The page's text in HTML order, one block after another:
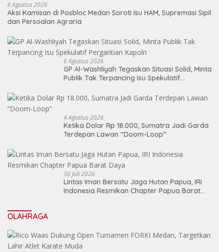
6 Agustus 2026
Aksi Kamisan di Posbloc Medan Soroti Isu HAM, Supremasi Sipil
dan Persoalan Agraria
6 Agustus 2026
GP Al-Washliyah Tegaskan Situasi Solid, Minta
Publik Tak Terpancing Isu Spekulatif
4 Agustus 2026
Ketika Dolar Rp 18.000, Sumatra Jadi Garda
Terdepan Lawan “Doom-Loop”
30 Juli 2026
Lintas Iman Bersatu Jaga Hutan Papua, IRI
Indonesia Resmikan Chapter Papua Barat
OLAHRAGA